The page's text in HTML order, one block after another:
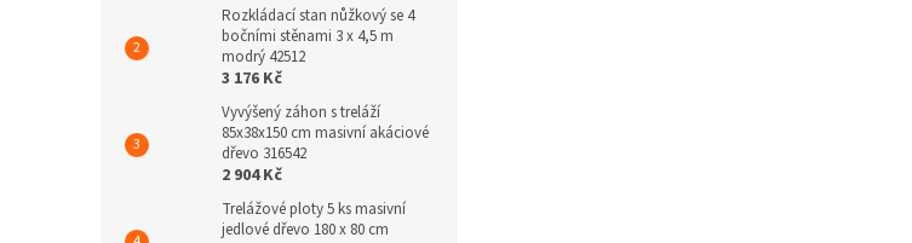
Rozkládací stan nůžkový se 4
bočními stěnami 3 x 4,5 m
modrý 42512
3 176 Kč
Vyvýšený záhon s treláží
85x38x150 cm masivní akáciové
dřevo 316542
2 904 Kč
Trelážové ploty 5 ks masivní
jedlové dřevo 180 x 80 cm